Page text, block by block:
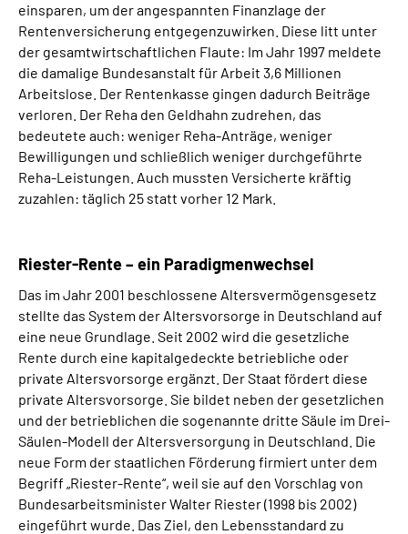
einsparen, um der angespannten Finanzlage der
Rentenversicherung entgegenzuwirken. Diese litt unter
der gesamtwirtschaftlichen Flaute: Im Jahr 1997 meldete
die damalige Bundesanstalt für Arbeit 3,6 Millionen
Arbeitslose. Der Rentenkasse gingen dadurch Beiträge
verloren. Der Reha den Geldhahn zudrehen, das
bedeutete auch: weniger Reha-Anträge, weniger
Bewilligungen und schließlich weniger durchgeführte
Reha-Leistungen. Auch mussten Versicherte kräftig
zuzahlen: täglich 25 statt vorher 12 Mark.
Riester-Rente – ein Paradigmenwechsel
Das im Jahr 2001 beschlossene Altersvermögensgesetz
stellte das System der Altersvorsorge in Deutschland auf
eine neue Grundlage. Seit 2002 wird die gesetzliche
Rente durch eine kapitalgedeckte betriebliche oder
private Altersvorsorge ergänzt. Der Staat fördert diese
private Altersvorsorge. Sie bildet neben der gesetzlichen
und der betrieblichen die sogenannte dritte Säule im Drei-
Säulen-Modell der Altersversorgung in Deutschland. Die
neue Form der staatlichen Förderung firmiert unter dem
Begriff „Riester-Rente“, weil sie auf den Vorschlag von
Bundesarbeitsminister Walter Riester (1998 bis 2002)
eingeführt wurde. Das Ziel, den Lebensstandard zu